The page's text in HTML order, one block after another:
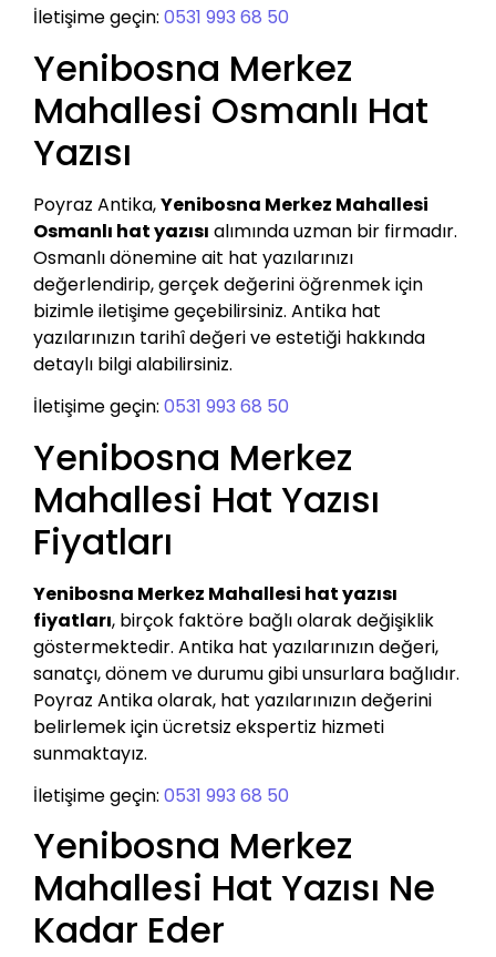
İletişime geçin: 0531 993 68 50
Yenibosna Merkez
Mahallesi Osmanlı Hat
Yazısı
Poyraz Antika,Yenibosna Merkez Mahallesi
Osmanlı hat yazısı alımında uzman bir firmadır.
Osmanlı dönemine ait hat yazılarınızı
değerlendirip, gerçek değerini öğrenmek için
bizimle iletişime geçebilirsiniz. Antika hat
yazılarınızın tarihî değeri ve estetiği hakkında
detaylı bilgi alabilirsiniz.
İletişime geçin: 0531 993 68 50
Yenibosna Merkez
Mahallesi Hat Yazısı
Fiyatları
Yenibosna Merkez Mahallesi hat yazısı
fiyatları, birçok faktöre bağlı olarak değişiklik
göstermektedir. Antika hat yazılarınızın değeri,
sanatçı, dönem ve durumu gibi unsurlara bağlıdır.
Poyraz Antika olarak, hat yazılarınızın değerini
belirlemek için ücretsiz ekspertiz hizmeti
sunmaktayız.
İletişime geçin: 0531 993 68 50
Yenibosna Merkez
Mahallesi Hat Yazısı Ne
Kadar Eder